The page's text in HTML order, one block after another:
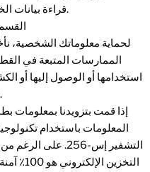
قراءة بيانات الخصوصية الخاصة بهم.
القسم 5 -
لحماية معلوماتك الشخصية،
الممارسات المتبعة في
استخدامها أو الوصول إليها أو
لائق.
إذا قمت بتزويدنا بمعلومات
المعلومات باستخدام
التشفير إس-256.